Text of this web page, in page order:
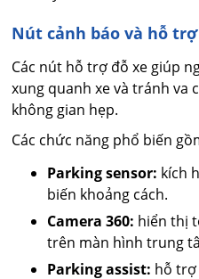
Nút cảnh báo và hỗ
Các nút hỗ trợ đỗ xe giúp
xung quanh xe và tránh va
không gian hẹp.
Các chức năng phổ biến
Parking sensor: kích
biến khoảng cách.
Camera 360: hiển thị
trên màn hình trung
Parking assist: hỗ trợ